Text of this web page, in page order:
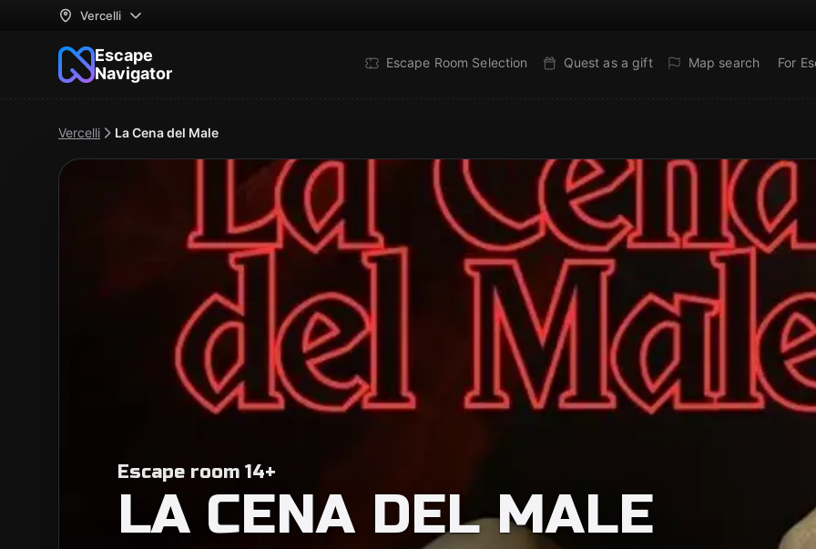
Vercelli
Escape
Navigator
Escape Room Selection Quest as a gift Map search For
Vercelli La Cena del Male
Escape room 14+
LA CENA DEL MALE